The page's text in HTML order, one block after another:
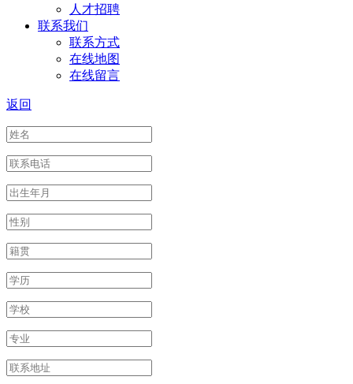
人才招聘
联系我们
联系方式
在线地图
在线留言
返回